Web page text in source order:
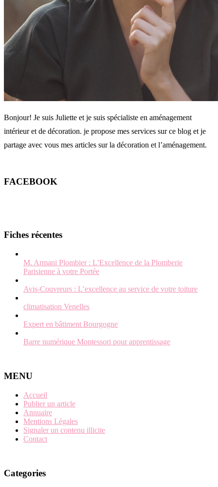
Bonjour! Je suis Juliette et je suis spécialiste en aménagement
intérieur et de décoration. je propose mes services sur ce blog et je
partage avec vous mes articles sur la décoration et l’aménagement.
FACEBOOK
Fiches récentes
M. Armani Plombier : L’Excellence de la Plomberie
Parisienne à votre Portée
Avis-Couvreurs : L’excellence au service de votre toiture
climatisation Venelles
Expert en bâtiment Bourgogne
Barre numérique Montessori pour apprentissage
MENU
Accueil
Publier un article
Annuaire
Mentions Légales
Signaler un contenu illicite
Contact
Categories